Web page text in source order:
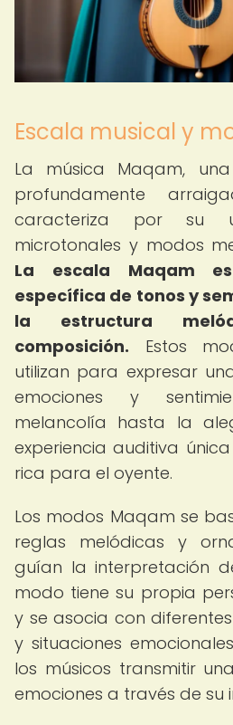
Escala musical y
La música Maqam,
profundamente
caracteriza por su
microtonales y modos
La escala Maqam
específica de tonos y
la estructura
composición. Estos
utilizan para expresar
emociones y
melancolía hasta la
experiencia auditiva
rica para el oyente.
Los modos Maqam se
reglas melódicas y
guían la interpretación
modo tiene su propia
y se asocia con
y situaciones
los músicos transmitir
emociones a través de su